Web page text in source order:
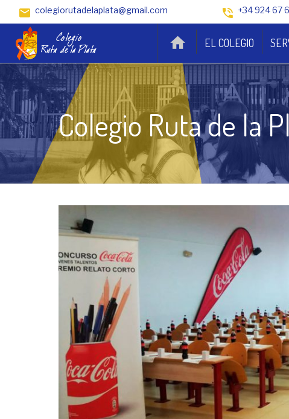
colegiorutadelaplata@gmail.com +34 924 67
EL COLEGIO
Colegio Ruta de la